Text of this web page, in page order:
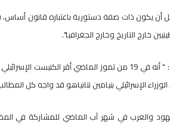
أن يكون ذات صفة دستورية باعتباره قانون
خارج التاريخ وخارج الجغرافيا".
وتحدث الأستاذ محمد بركة عن سن القانون، قائلاً: " أنه في 19
والعرب في شهر آب الماضي للمشاركة في